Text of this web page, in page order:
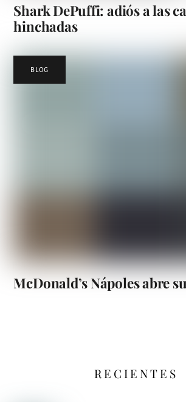
Shark DePuffi: adiós a las
hinchadas
BLOG
McDonald’s Nápoles abre
RECIENTES